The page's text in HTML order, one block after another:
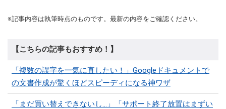
※記事内容は執筆時点のものです。最新の内容をご確認ください。
【こちらの記事もおすすめ！】
「複数の誤字を一気に直したい！」Googleドキュメントで
の文書作成が驚くほどスピーディになる神ワザ
「まだ買い替えできないし…」「サポート終了放置はまずい